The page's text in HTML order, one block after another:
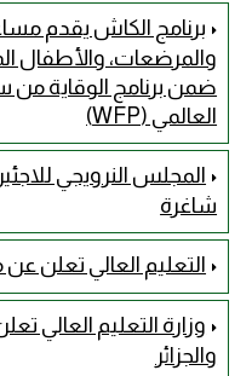
برنامج الكاش يقدم
والمرضعات،
ضمن برنامج الوقاية من
العالمي (WFP)
شاغرة
التعليم العالي تعلن
وزارة التعليم العالي
والجزائر